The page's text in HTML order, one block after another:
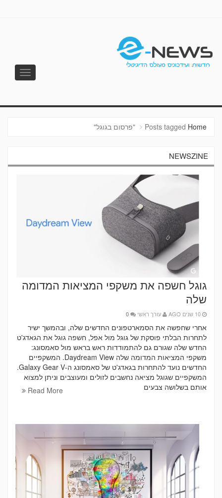
Toggle
Home Posts tagged "פרסום בגוגל"
NEWSZINE
גוגל חשפה את משקפי המציאות המדומה
שלה
עורך ראשי 0
אחרי שחפשה את הסמארטפונים החדשים שלה, ובהמשך ישיר
לתחרות הבלתי פוסקת של גוגל מול אפל, חשפה גוגל את הגאדג'ט
החדש שלה שגורם גם להתמודדות ראש בראש מול סאמסונג:
משקפי המציאות המדומה שלה Daydream View. המשקפיים
החדשים נועד להתחרות בגאדג'ט של סאמסונג ה-Galaxy Gear V.
המשקפיים שגוגל מציאה נחשבים לזולים ומעוצבים וניתן למצוא
אותם בשלושה צבעים
Read More